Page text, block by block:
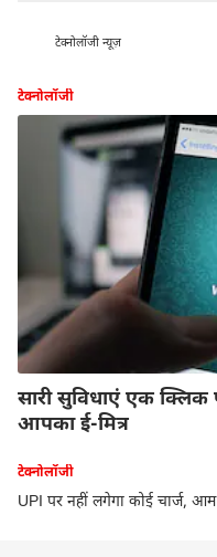
टेक्नोलॉजी न्यूज़
टेक्नोलॉजी
सारी सुविधाएं एक क्लिक
आपका ई-मित्र
टेक्नोलॉजी
UPI पर नहीं लगेगा कोई चार्ज,